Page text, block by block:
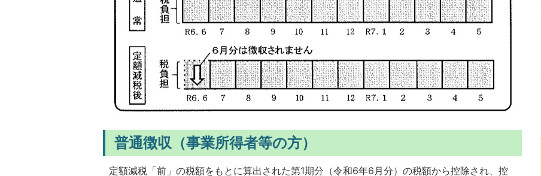
普通徴収（事業所得者等の方）
定額減税「前」の税額をもとに算出された第1期分（令和6年6月分）の税額から控除され、控